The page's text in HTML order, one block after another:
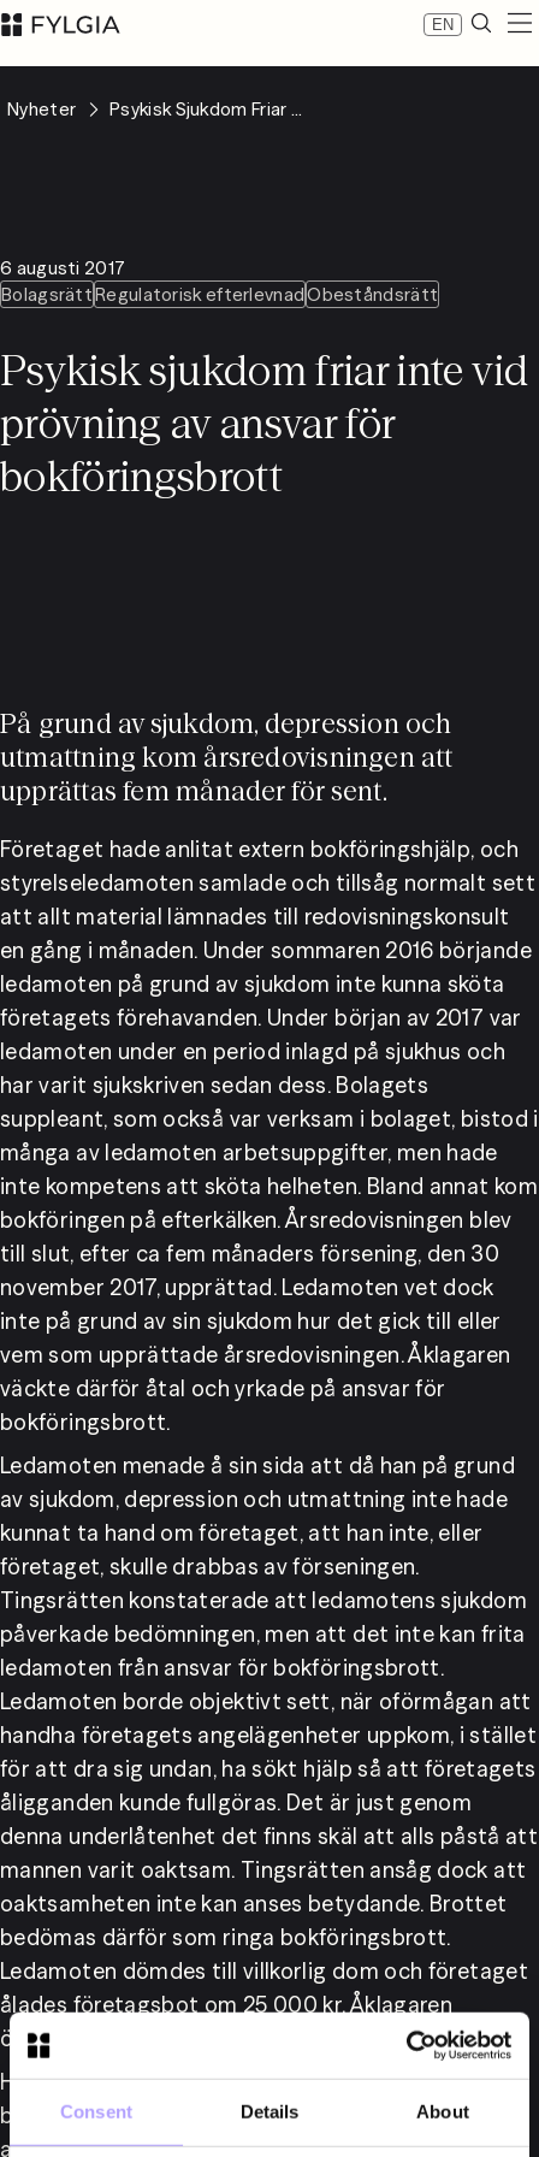
Consent Details About
EN
Medarbetare
Besöksadress: Nybrogatan 11, Stockholm
Postadress: Box 55555, 102 04 Stockholm
inbox@fylgia.se
08 442 53 00
LinkedIn
Kontakta oss
Nyheter Psykisk Sjukdom Friar ...
6 augusti 2017
BolagsrättRegulatorisk efterlevnadObeståndsrätt
Psykisk sjukdom friar inte vid
prövning av ansvar för
bokföringsbrott
På grund av sjukdom, depression och
utmattning kom årsredovisningen att
upprättas fem månader för sent.
Företaget hade anlitat extern bokföringshjälp, och
styrelseledamoten samlade och tillsåg normalt sett
att allt material lämnades till redovisningskonsult
en gång i månaden. Under sommaren 2016 börjande
ledamoten på grund av sjukdom inte kunna sköta
företagets förehavanden. Under början av 2017 var
ledamoten under en period inlagd på sjukhus och
har varit sjukskriven sedan dess. Bolagets
suppleant, som också var verksam i bolaget, bistod i
många av ledamoten arbetsuppgifter, men hade
inte kompetens att sköta helheten. Bland annat kom
bokföringen på efterkälken. Årsredovisningen blev
till slut, efter ca fem månaders försening, den 30
november 2017, upprättad. Ledamoten vet dock
inte på grund av sin sjukdom hur det gick till eller
vem som upprättade årsredovisningen. Åklagaren
väckte därför åtal och yrkade på ansvar för
bokföringsbrott.
Ledamoten menade å sin sida att då han på grund
av sjukdom, depression och utmattning inte hade
kunnat ta hand om företaget, att han inte, eller
företaget, skulle drabbas av förseningen.
Tingsrätten konstaterade att ledamotens sjukdom
påverkade bedömningen, men att det inte kan frita
ledamoten från ansvar för bokföringsbrott.
Ledamoten borde objektivt sett, när oförmågan att
handha företagets angelägenheter uppkom, i stället
för att dra sig undan, ha sökt hjälp så att företagets
åligganden kunde fullgöras. Det är just genom
denna underlåtenhet det finns skäl att alls påstå att
mannen varit oaktsam. Tingsrätten ansåg dock att
oaktsamheten inte kan anses betydande. Brottet
bedömas därför som ringa bokföringsbrott.
Ledamoten dömdes till villkorlig dom och företaget
ålades företagsbot om 25 000 kr. Åklagaren
överklagade tingsrätten dom.
Hovrätten menade att trots att mannen lidit av de
besvär han berättat om, vilket i sig inte betvivlades,
att han hade varit fullt medveten om den